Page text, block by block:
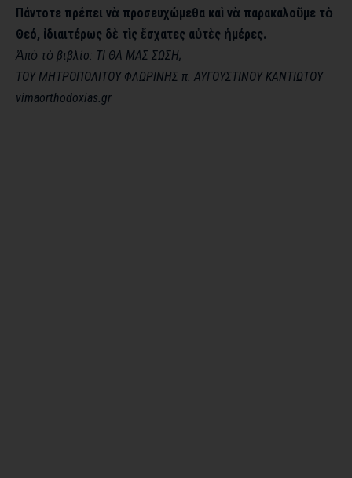
Πάντοτε πρέπει νὰ προσευχώμεθα καὶ νὰ παρακαλοῦμε τὸ
Θεό, ἰδιαιτέρως δὲ τὶς ἔσχατες αὐτὲς ἡμέρες.
Ἀπὸ τὸ βιβλίο: ΤΙ ΘΑ ΜΑΣ ΣΩΣΗ;
ΤΟΥ ΜΗΤΡΟΠΟΛΙΤΟΥ ΦΛΩΡΙΝΗΣ π. ΑΥΓΟΥΣΤΙΝΟΥ ΚΑΝΤΙΩΤΟΥ
vimaorthodoxias.gr